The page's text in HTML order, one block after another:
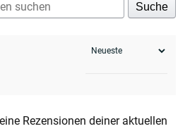
Suche
Rezensionen deiner aktuellen